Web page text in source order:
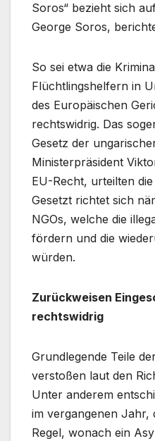
Soros“ bezieht sich
George Soros,
So sei etwa die
Flüchtlingshelfern in
des Europäischen
rechtswidrig. Das
Gesetz der
Ministerpräsident
EU-Recht, urteilten
Gesetzt richtet sich
NGOs, welche die
fördern und die
würden.
Zurückweisen
rechtswidrig
Grundlegende Teile
verstoßen laut den
Unter anderem
im vergangenen Jahr,
Regel, wonach ein